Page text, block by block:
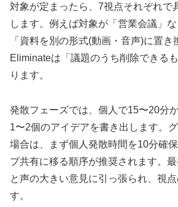
対象が定まったら、7視点それぞれで
します。例えば対象が「営業会議」
「資料を別の形式(動画・音声)に置き
Eliminateは「議題のうち削除できる
ります。
発散フェーズでは、個人で15〜20分
1〜2個のアイデアを書き出します。
場合は、まず個人発散時間を10分確
プ共有に移る順序が推奨されます。
と声の大きい意見に引っ張られ、視
す。